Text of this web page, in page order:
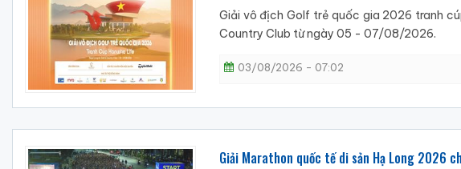
Giải vô địch Golf trẻ quốc gia 2026 tranh
Country Club từ ngày 05 - 07/08/2026.
03/08/2026 - 07:02
Giải Marathon quốc tế di sản Hạ Long 2026